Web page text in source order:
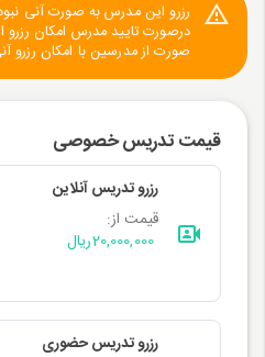
رزرو این مدرس به صورت آنی
درصورت تایید مدرس امکان رزرو
صورت از مدرسین با امکان رزرو
قیمت تدریس خصوصی
رزرو تدریس آنلاین
قیمت از:
20,000,000ریال
رزرو تدریس حضوری